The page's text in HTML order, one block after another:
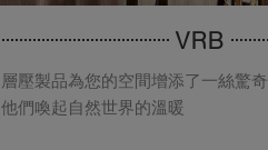
VRB
層壓製品為您的空間增添了一絲驚奇
他們喚起自然世界的溫暖